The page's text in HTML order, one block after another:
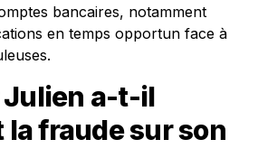
bancaires, notamment
en temps opportun face à
Julien a-t-il
fraude sur son